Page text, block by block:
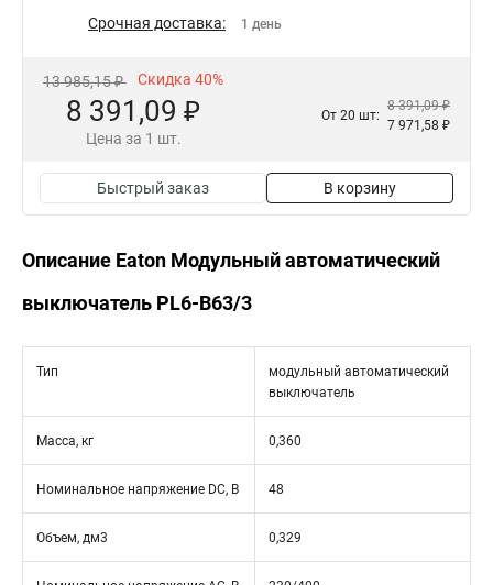
Срочная доставка: 1 день
13 985,15 ₽ Скидка 40%
8 391,09 ₽
Цена за 1 шт.
От 20 шт:
8 391,09 ₽
7 971,58 ₽
Быстрый заказ В корзину
Описание Eaton Модульный автоматический
выключатель PL6-B63/3
Тип
модульный автоматический
выключатель
Масса, кг 0,360
Номинальное напряжение DC, В 48
Объем, дм3 0,329